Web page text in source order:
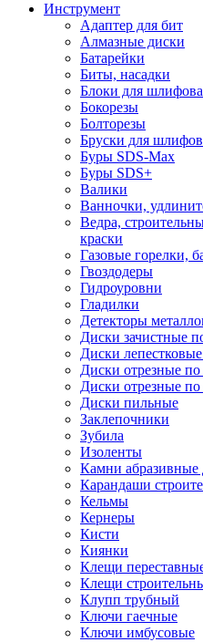
Инструмент
Адаптер для бит
Алмазные диски
Батарейки
Биты, насадки
Блоки для
Бокорезы
Болторезы
Бруски для
Буры SDS-Max
Буры SDS+
Валики
Ванночки,
Ведра,
краски
Газовые горелки,
Гвоздодеры
Гидроуровни
Гладилки
Детекторы
Диски зачистные
Диски
Диски отрезные
Диски отрезные по
Диски пильные
Заклепочники
Зубила
Изоленты
Камни абразивные
Карандаши
Кельмы
Кернеры
Кисти
Киянки
Клещи
Клещи
Клупп трубный
Ключи гаечные
Ключи имбусовые